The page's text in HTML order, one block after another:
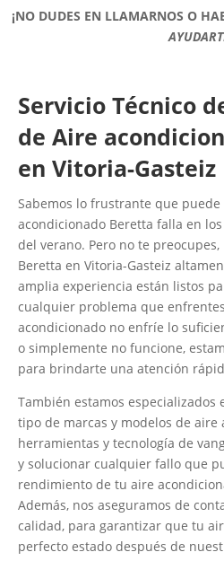
¡NO DUDES EN LLAMARNOS O
Servicio Técnico
de Aire
en Vitoria-Gasteiz
Sabemos lo frustrante que
acondicionado Beretta falla en
del verano. Pero no te
Beretta en Vitoria-Gasteiz
amplia experiencia están listos
cualquier problema que
acondicionado no enfríe lo
o simplemente no funcione,
para brindarte una atención
También estamos
tipo de marcas y modelos de aire
herramientas y tecnología de
y solucionar cualquier fallo que
rendimiento de tu aire
Además, nos aseguramos de
calidad, para garantizar que tu
perfecto estado después de